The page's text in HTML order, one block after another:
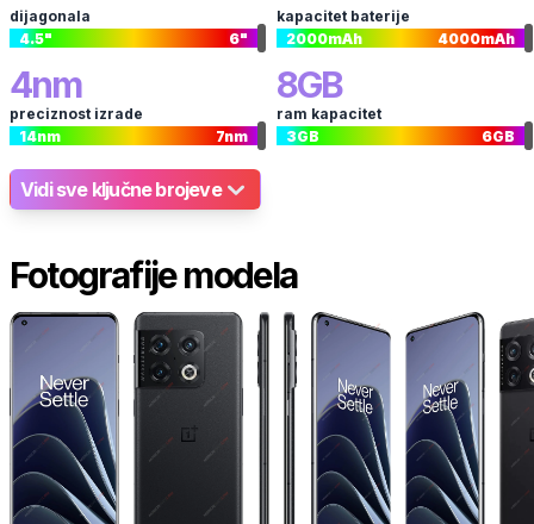
dijagonala
4.5" 6"
kapacitet baterije
2000mAh 4000mAh
4nm
preciznost izrade
14nm 7nm
8GB
ram kapacitet
3GB 6GB
Vidi sve ključne brojeve
Fotografije modela